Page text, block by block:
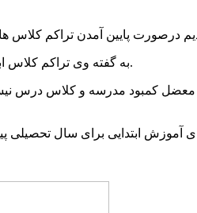
به گفته وی تراکم کلاس ابتدایی در مناطق روستایی و عشایری پایین و قابل قبول است و مشکلی از نظر فضای فیزیکی در این مناطق وجود ندارد.
رفع معضل کمبود مدرسه و کلاس
آموزش ابتدایی برای سال